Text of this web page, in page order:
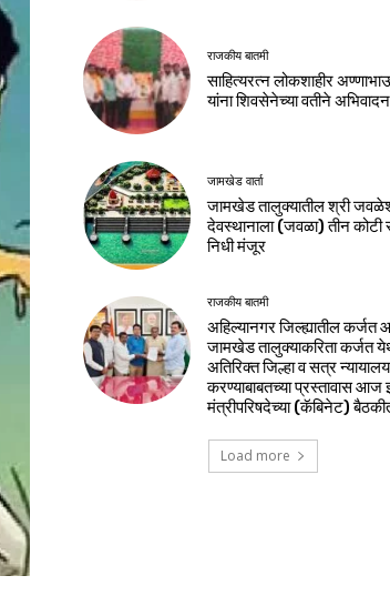
राजकीय बातमी
साहित्यरत्न लोकशाहीर
यांना शिवसेनेच्या वतीने अभिवादन
जामखेड वार्ता
जामखेड तालुक्यातील श्री
देवस्थानाला (जवळा) तीन कोटी
निधी मंजूर
राजकीय बातमी
अहिल्यानगर जिल्ह्यातील कर्जत
जामखेड तालुक्याकरिता कर्जत
अतिरिक्त जिल्हा व सत्र
करण्याबाबतच्या प्रस्तावास आज
मंत्रीपरिषदेच्या (कॅबिनेट)
Load more